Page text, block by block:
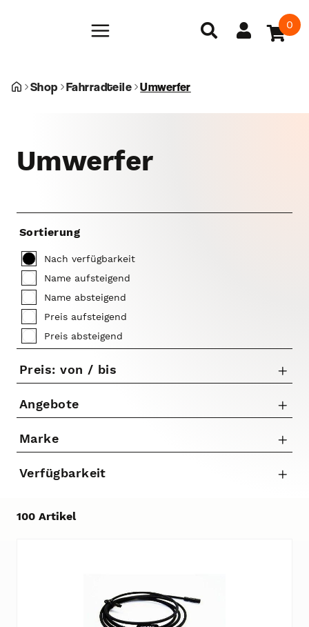
0
Shop Fahrradteile Umwerfer
Umwerfer
Sortierung
Nach verfügbarkeit
Name aufsteigend
Name absteigend
Preis aufsteigend
Preis absteigend
Preis: von / bis
Angebote
Nur Angebote anzeigen
Marke
Shimano
Verfügbarkeit
100 Artikel